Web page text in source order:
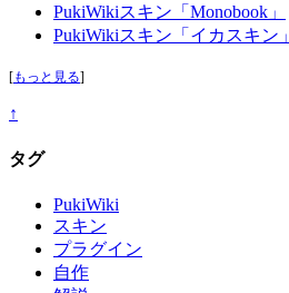
PukiWikiスキン「Monobook」
PukiWikiスキン「イカスキン」
[もっと見る]
↑
タグ
PukiWiki
スキン
プラグイン
自作